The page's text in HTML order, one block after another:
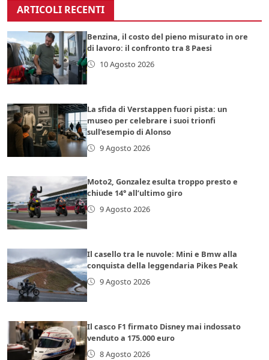
ARTICOLI RECENTI
Benzina, il costo del pieno misurato in ore
di lavoro: il confronto tra 8 Paesi
10 Agosto 2026
La sfida di Verstappen fuori pista: un
museo per celebrare i suoi trionfi
sull’esempio di Alonso
9 Agosto 2026
Moto2, Gonzalez esulta troppo presto e
chiude 14° all’ultimo giro
9 Agosto 2026
Il casello tra le nuvole: Mini e Bmw alla
conquista della leggendaria Pikes Peak
9 Agosto 2026
Il casco F1 firmato Disney mai indossato
venduto a 175.000 euro
8 Agosto 2026